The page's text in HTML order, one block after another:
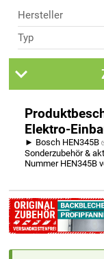
Hersteller
Typ
Elektro-
► Bosch HEN345B
Sonderzubehör &
Nummer HEN345B